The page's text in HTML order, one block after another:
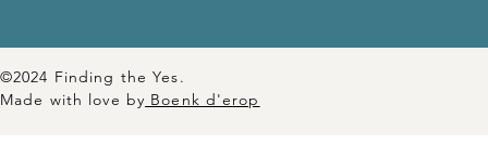
©2024 Finding the Yes.
Made with love by Boenk d'erop